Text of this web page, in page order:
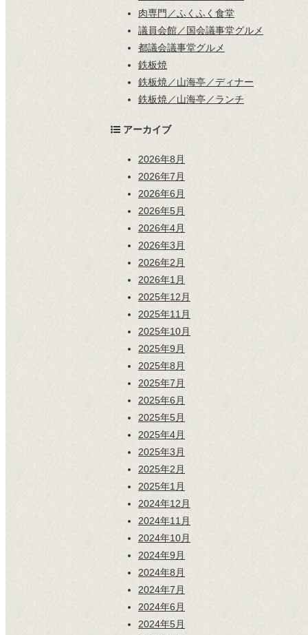
肉専門／ふくふく食堂
議員会館／国会議事堂グルメ
都議会議事堂グルメ
鉄板焼
鉄板焼／山海亭／ディナー
鉄板焼／山海亭／ランチ
アーカイブ
2026年8月
2026年7月
2026年6月
2026年5月
2026年4月
2026年3月
2026年2月
2026年1月
2025年12月
2025年11月
2025年10月
2025年9月
2025年8月
2025年7月
2025年6月
2025年5月
2025年4月
2025年3月
2025年2月
2025年1月
2024年12月
2024年11月
2024年10月
2024年9月
2024年8月
2024年7月
2024年6月
2024年5月